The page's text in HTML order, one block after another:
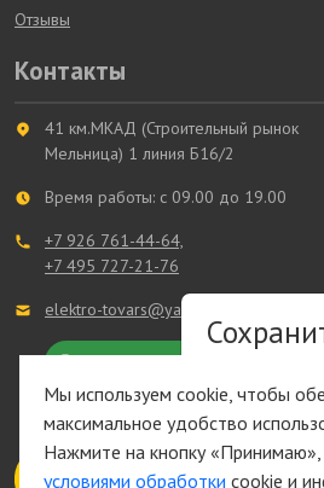
Контакты
41 км.МКАД (Строительный рынок
Мельница) 1 линия Б16/2
Время работы: с 09.00 до 19.00
+7 926 761-44-64,
+7 495 727-21-76
elektro-tovars@ya.ru
Отзывы
Быстрая
Мы используем cookie, чтобы
максимальное удобство
Нажмите на кнопку «Принимаю»,
условиями обработки cookie и